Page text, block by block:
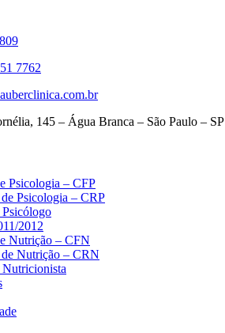
7762
145 – Água Branca – São Paulo – SP
Psicologia – CFP
Psicologia – CRP
2012
Nutrição – CFN
Nutrição – CRN